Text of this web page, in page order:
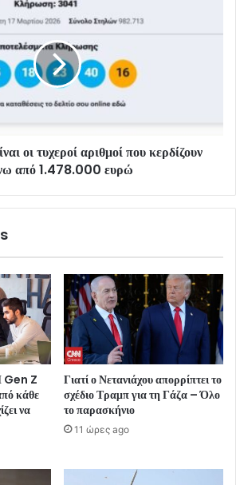
οι τυχεροί αριθμοί που κερδίζουν
από 1.478.000 ευρώ
Z
κάθε
να
Γιατί ο Νετανιάχου απορρίπτει το
σχέδιο Τραμπ για τη Γάζα – Όλο
το παρασκήνιο
11 ώρες ago